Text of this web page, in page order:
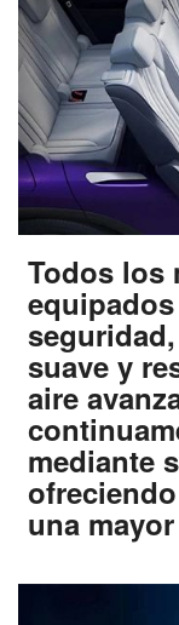
Todos los
suave y
aire
mediante
una